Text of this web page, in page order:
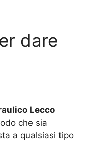
dare
Lecco
che sia
a qualsiasi tipo